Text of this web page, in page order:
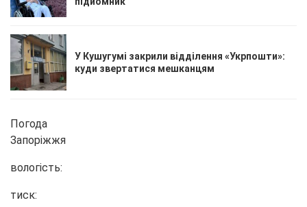
У Кушугумі закрили відділення «Укрпошти»:
куди звертатися мешканцям
Погода
Запоріжжя
вологість:
тиск: